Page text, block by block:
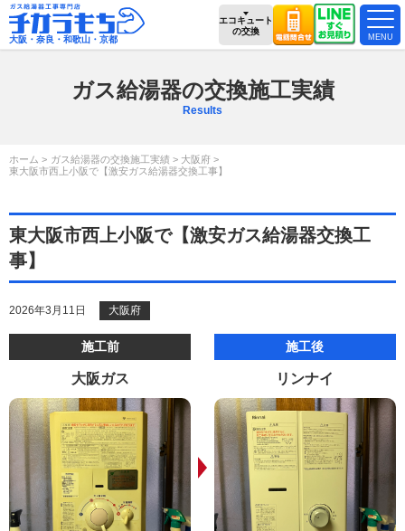
大阪・奈良・和歌山・京都
エコキュート
の交換
ガス給湯器の交換施工実績
Results
ホーム ガス給湯器の交換施工実績
大阪府
東大阪市西上小阪で【激安ガス給湯器交換工事】
東大阪市西上小阪で【激安ガス給湯器交換工
事】
2026年3月11日 大阪府
施工前
大阪ガス
施工後
リンナイ